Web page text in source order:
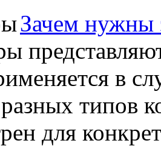
Зачем нужны
в
типов
для